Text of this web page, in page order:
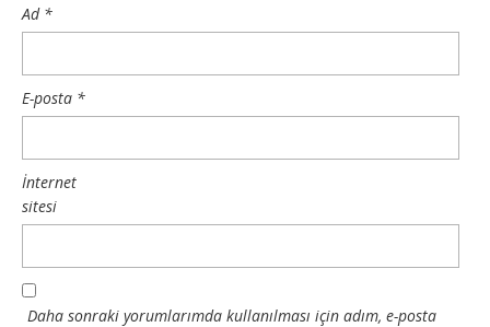
Ad *
E-posta *
İnternet
sitesi
Daha sonraki yorumlarımda kullanılması için adım, e-posta